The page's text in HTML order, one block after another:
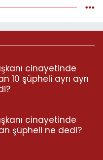
cinayetinde
10 şüpheli ayrı ayrı
cinayetinde
şüpheli ne dedi?